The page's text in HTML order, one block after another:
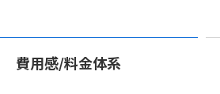
費用感/料金体系